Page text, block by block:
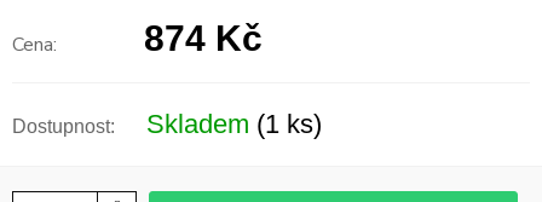
874 Kč
Skladem (1 ks)